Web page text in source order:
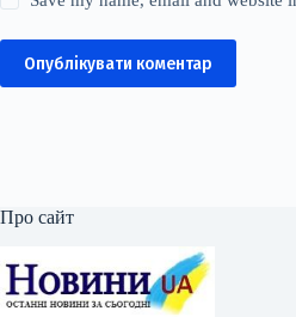
Опублікувати коментар
Про сайт